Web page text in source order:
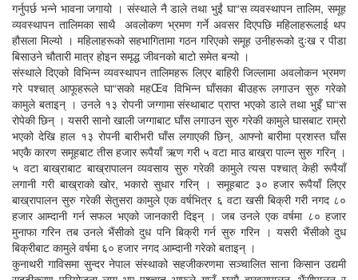
गर्नुपर्छ भन्ने भावना जगायो । संस्थाले नै डाले तथा भुईं घा“स व्यवस्थापन तालिम, समूह
व्यवस्थापन तालिमका साथै अवलोकण भ्रमण गर्ने अवसर दिएपछि महिलाहरूलाई थप
हौसला मिल्यो । महिलाहरूको सहभागितामा गठन गरिएको समूह उनीहरूको दुःख र पीडा
बिसाउने चौतारी मात्र होइन समृद्ध जीवनको बाटो समेत बन्यो ।
संस्थाले दिएको विभिन्न व्यवस्थापन तालिमहरू लिएर बाहिरी जिल्लामा अवलोकन भ्रमण
गरे पश्चात् आफूहरूले घा“सको महŒव विभिन्न घाँसका बीउहरू लगाउन सुरु गरेको
कामुले बताइन् । उनले १३ रोपनी जग्गामा संस्थाबाट प्राप्त भएको डाले तथा भुइँ घा“स
रोपेकी छिन् । यसरी सानो खाली जग्गाबाट घाँस लगाउन सुरु गरेकी कामुले घासबाट राम्रो
भएको देखि हाल १३ रोपनी बारीभरी घाँस लगाएकी छिन्, आफ्नो बारीमा प्रशस्त घाँस
भएकै कारण समूहबाट तीस हजार रूपैयाँ ऋण गरी ५ वटा माउ बाख्रा पाल्न सुरु गरिन् ।
५ वटा बाख्राबाट बाख्रापालन व्यवसाय सुरु गरेकी कामुले त्यस पश्चात् केही रूपैयाँ
लगानी गरी बाख्राको खोर, भकारो सुधार गरिन् । समूहबाट ३० हजार रूपैयाँ लिएर
बाख्रापालन सुरु गरेकी सेतुसरा कामुले एक वर्षभित्र ६ वटा खसी बिक्री गरी नगद ८०
हजार आम्दानी गर्न सफल भएको जानकारी दिइन् । जब उनले एक वर्षमा ८० हजार
मुनाफा गरिन तब उनले भैंसीको दुध पनि बिक्री गर्न सुरु गरिन । यसरी भैंसीको दुध
बिक्रीबाट कामुले वर्षमा ६० हजार नगद आम्दानी गरेको बताइन् ।
कुनाथरी गाविसमा सुन्दर नेपाल संस्थाको सहजीकरणमा सञ्चालित साना किसान उद्यमी